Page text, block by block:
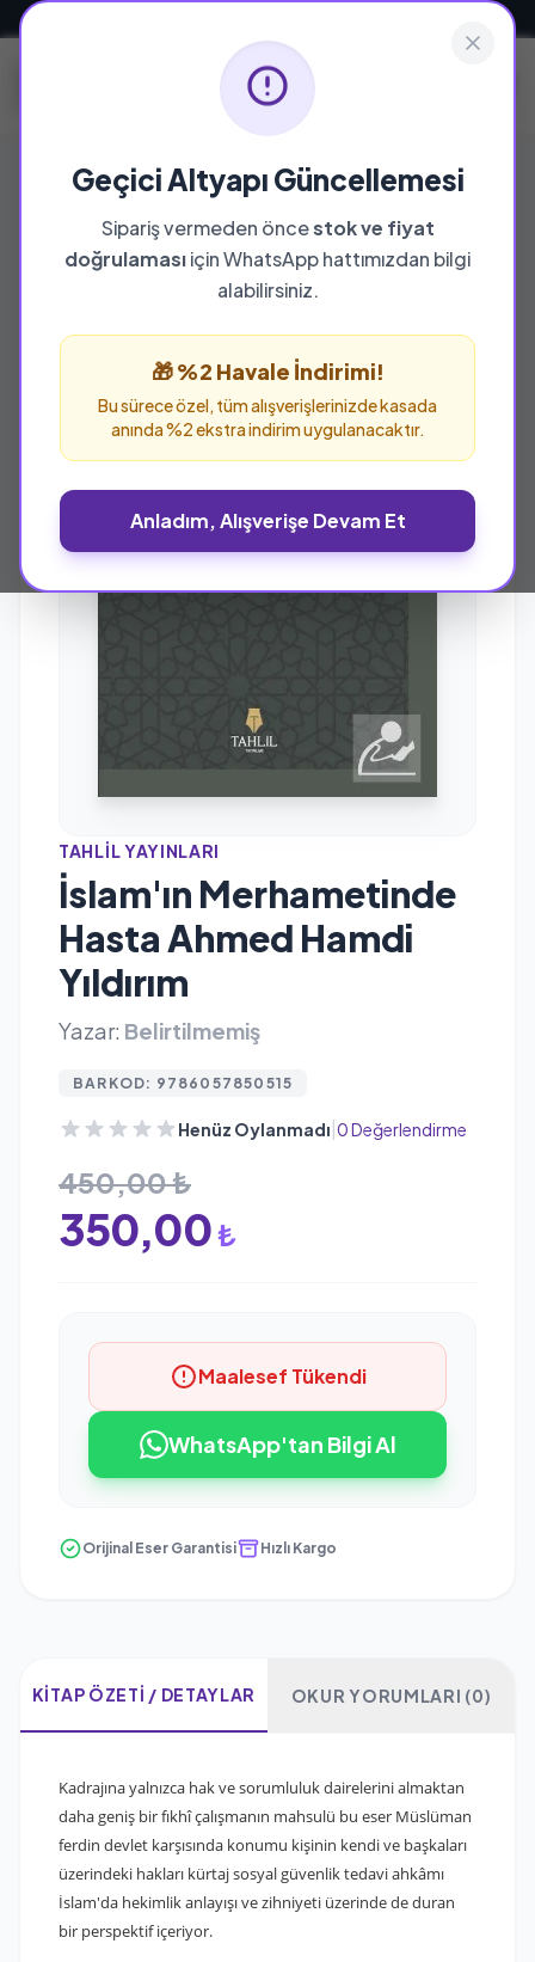
Geçici Altyapı Güncellemesi
Sipariş vermeden öncestok ve fiyat
doğrulamasıiçin WhatsApp hattımızdan bilgi
alabilirsiniz.
🎁 %2 Havale İndirimi!
Bu sürece özel, tüm alışverişlerinizde kasada
anında %2 ekstra indirim uygulanacaktır.
Anladım, Alışverişe Devam Et
%22 İNDİRİM
TAHLIL YAYINLARI
İslam'ın Merhametinde
Hasta Ahmed Hamdi
Yıldırım
Yazar: Belirtilmemiş
BARKOD: 9786057850515
Henüz Oylanmadı 0 Değerlendirme
450,00 ₺
350,00 ₺
Maalesef Tükendi
WhatsApp'tan Bilgi Al
Orijinal Eser Garantisi Hızlı Kargo
KITAP ÖZETI / DETAYLAR OKUR YORUMLARI (0)
Kadrajına yalnızca hak ve sorumluluk dairelerini almaktan
daha geniş bir fıkhî çalışmanın mahsulü bu eser Müslüman
ferdin devlet karşısında konumu kişinin kendi ve başkaları
üzerindeki hakları kürtaj sosyal güvenlik tedavi ahkâmı
İslam'da hekimlik anlayışı ve zihniyeti üzerinde de duran
bir perspektif içeriyor.